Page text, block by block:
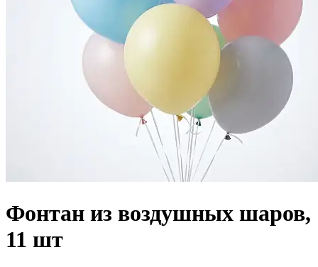
Фонтан из воздушных шаров,
11 шт